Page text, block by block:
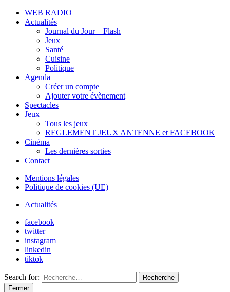
WEB RADIO
Actualités
Journal du Jour – Flash
Jeux
Santé
Cuisine
Politique
Agenda
Créer un compte
Ajouter votre évènement
Spectacles
Jeux
Tous les jeux
REGLEMENT JEUX ANTENNE et FACEBOOK
Cinéma
Les dernières sorties
Contact
Mentions légales
Politique de cookies (UE)
Actualités
facebook
twitter
instagram
linkedin
tiktok
Search for:
Recherche
Fermer